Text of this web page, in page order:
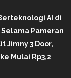
AI di
Selama Pameran
Jimny 3 Door,
Mulai Rp3,2